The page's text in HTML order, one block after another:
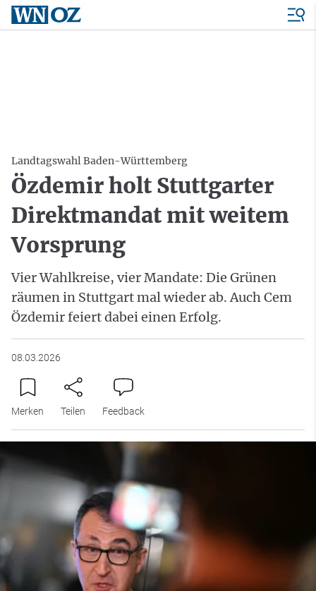
Landtagswahl Baden-Württemberg
Özdemir holt Stuttgarter
Direktmandat mit weitem
Vorsprung
Vier Wahlkreise, vier Mandate: Die Grünen
räumen in Stuttgart mal wieder ab. Auch Cem
Özdemir feiert dabei einen Erfolg.
08.03.2026
Merken Teilen Feedback